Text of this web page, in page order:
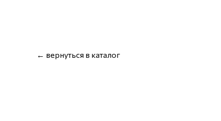
← вернуться в каталог